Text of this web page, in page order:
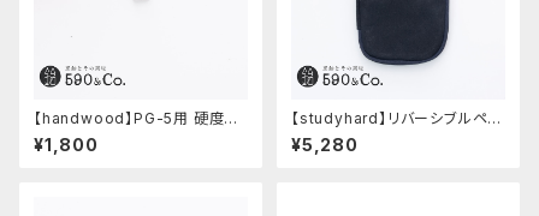
【handwood】PG-5用 硬度表
示窓 (超超ジュラルミン/楕円)
¥1,800
【studyhard】リバーシブルペン
ケース (ブラック)
¥5,280